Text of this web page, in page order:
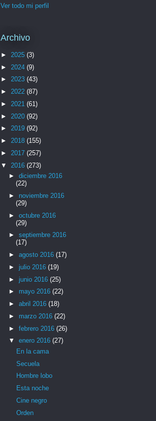
Ver todo mi perfil
Archivo
► 2025 (3)
► 2024 (9)
► 2023 (43)
► 2022 (87)
► 2021 (61)
► 2020 (92)
► 2019 (92)
► 2018 (155)
► 2017 (257)
▼ 2016 (273)
► diciembre 2016
(22)
► noviembre 2016
(29)
► octubre 2016
(29)
► septiembre 2016
(17)
► agosto 2016 (17)
► julio 2016 (19)
► junio 2016 (25)
► mayo 2016 (22)
► abril 2016 (18)
► marzo 2016 (22)
► febrero 2016 (26)
▼ enero 2016 (27)
En la cama
Secuela
Hombre lobo
Esta noche
Cine negro
Orden